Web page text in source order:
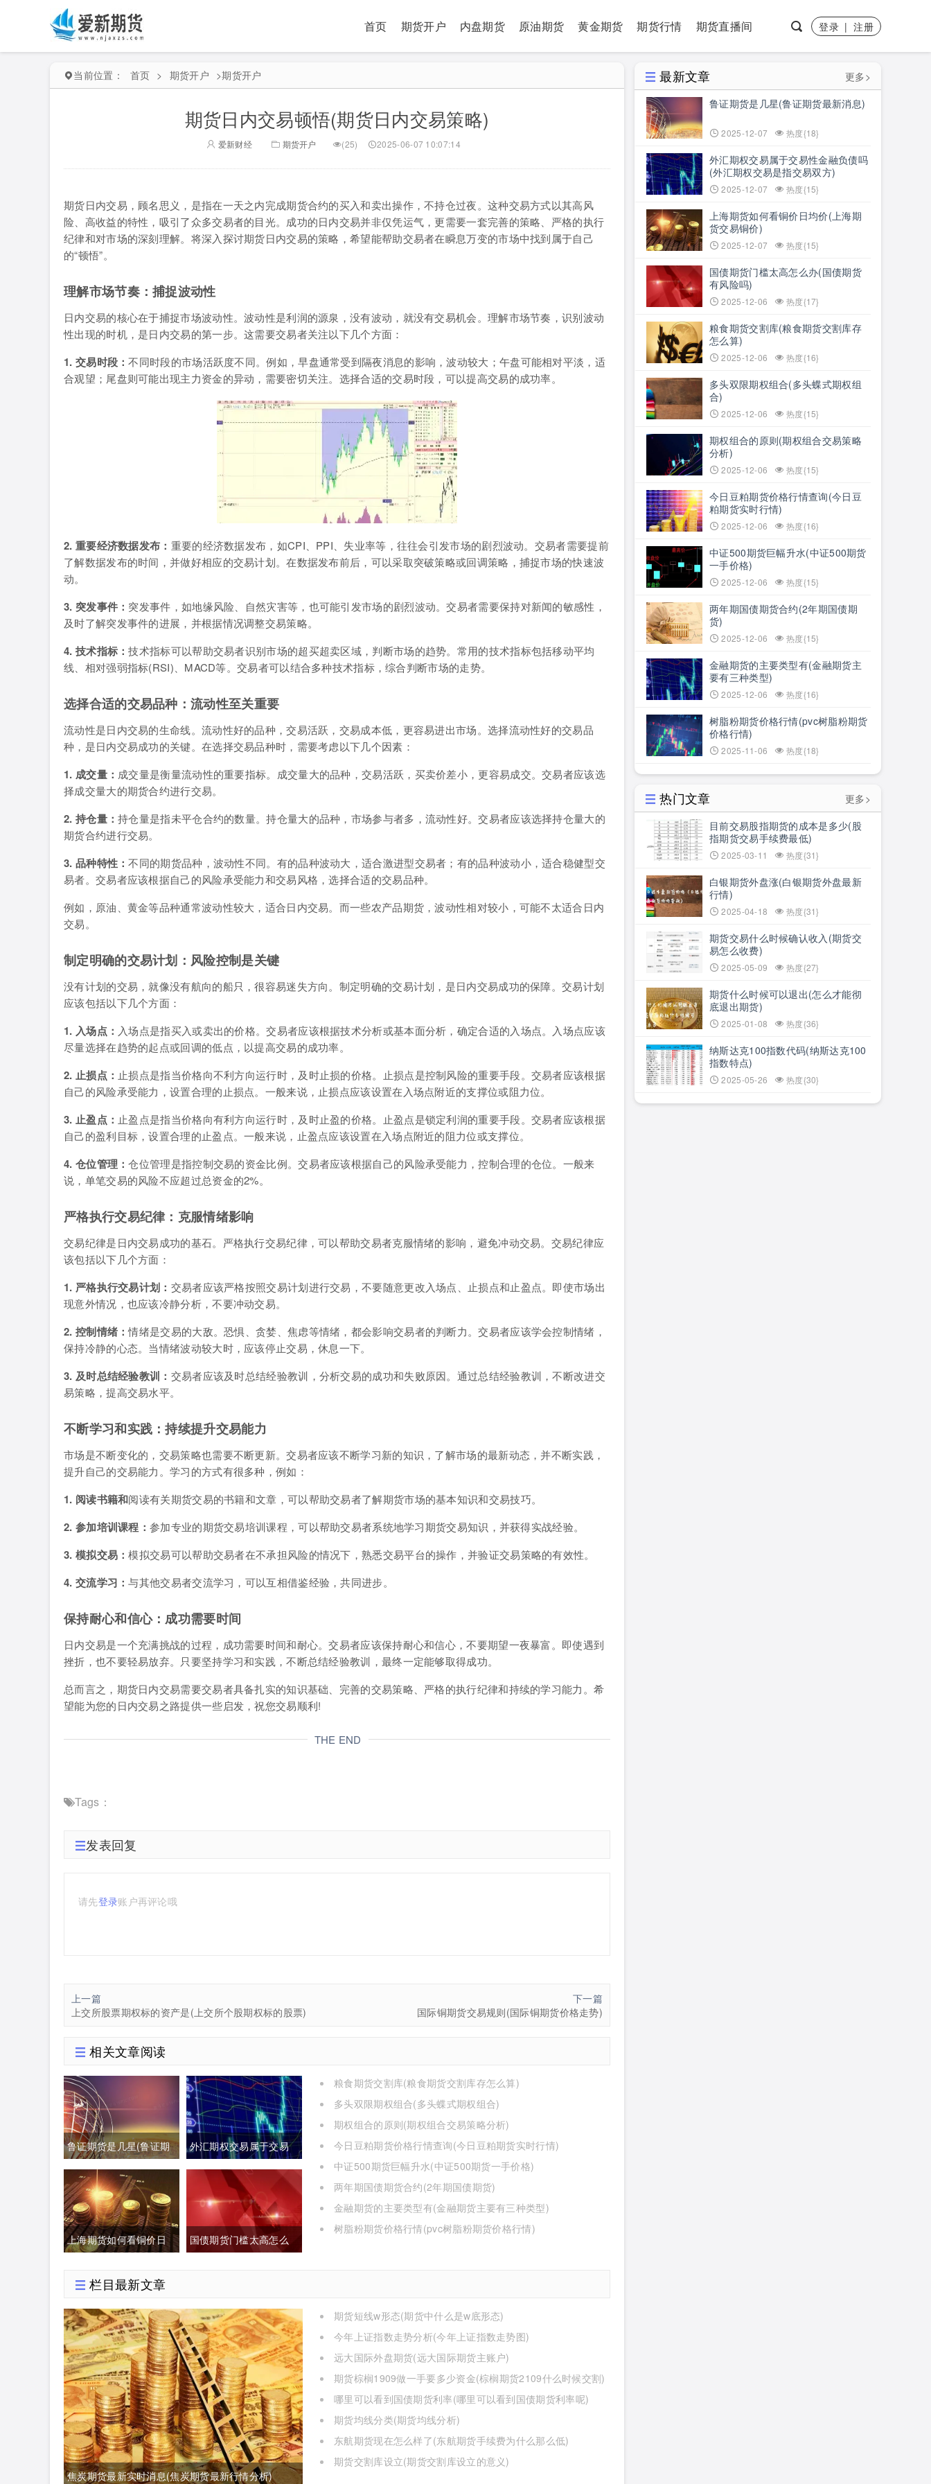
首页 期货开户 内盘期货 原油期货 黄金期货 期货行情 期货直播间 登录|注册
当前位置： 首页 > 期货开户 >期货开户
期货日内交易顿悟(期货日内交易策略)
爱新财经 期货开户 (25) 2025-06-07 10:07:14
期货日内交易，顾名思义，是指在一天之内完成期货合约的买入和卖出操作，不持仓过夜。这种交易方式以其高风
险、高收益的特性，吸引了众多交易者的目光。成功的日内交易并非仅凭运气，更需要一套完善的策略、严格的执行
纪律和对市场的深刻理解。将深入探讨期货日内交易的策略，希望能帮助交易者在瞬息万变的市场中找到属于自己
的“顿悟”。
理解市场节奏：捕捉波动性
日内交易的核心在于捕捉市场波动性。波动性是利润的源泉，没有波动，就没有交易机会。理解市场节奏，识别波动
性出现的时机，是日内交易的第一步。这需要交易者关注以下几个方面：
1. 交易时段：不同时段的市场活跃度不同。例如，早盘通常受到隔夜消息的影响，波动较大；午盘可能相对平淡，适
合观望；尾盘则可能出现主力资金的异动，需要密切关注。选择合适的交易时段，可以提高交易的成功率。
2. 重要经济数据发布： 重要的经济数据发布，如CPI、PPI、失业率等，往往会引发市场的剧烈波动。交易者需要提前
了解数据发布的时间，并做好相应的交易计划。在数据发布前后，可以采取突破策略或回调策略，捕捉市场的快速波
动。
3. 突发事件： 突发事件，如地缘风险、自然灾害等，也可能引发市场的剧烈波动。交易者需要保持对新闻的敏感性，
及时了解突发事件的进展，并根据情况调整交易策略。
4. 技术指标：技术指标可以帮助交易者识别市场的超买超卖区域，判断市场的趋势。常用的技术指标包括移动平均
线、相对强弱指标(RSI)、MACD等。交易者可以结合多种技术指标，综合判断市场的走势。
选择合适的交易品种：流动性至关重要
流动性是日内交易的生命线。流动性好的品种，交易活跃，交易成本低，更容易进出市场。选择流动性好的交易品
种，是日内交易成功的关键。在选择交易品种时，需要考虑以下几个因素：
1. 成交量： 成交量是衡量流动性的重要指标。成交量大的品种，交易活跃，买卖价差小，更容易成交。交易者应该选
择成交量大的期货合约进行交易。
2. 持仓量：持仓量是指未平仓合约的数量。持仓量大的品种，市场参与者多，流动性好。交易者应该选择持仓量大的
期货合约进行交易。
3. 品种特性：不同的期货品种，波动性不同。有的品种波动大，适合激进型交易者；有的品种波动小，适合稳健型交
易者。交易者应该根据自己的风险承受能力和交易风格，选择合适的交易品种。
例如，原油、黄金等品种通常波动性较大，适合日内交易。而一些农产品期货，波动性相对较小，可能不太适合日内
交易。
制定明确的交易计划：风险控制是关键
没有计划的交易，就像没有航向的船只，很容易迷失方向。制定明确的交易计划，是日内交易成功的保障。交易计划
应该包括以下几个方面：
1. 入场点： 入场点是指买入或卖出的价格。交易者应该根据技术分析或基本面分析，确定合适的入场点。入场点应该
尽量选择在趋势的起点或回调的低点，以提高交易的成功率。
2. 止损点： 止损点是指当价格向不利方向运行时，及时止损的价格。止损点是控制风险的重要手段。交易者应该根据
自己的风险承受能力，设置合理的止损点。一般来说，止损点应该设置在入场点附近的支撑位或阻力位。
3. 止盈点： 止盈点是指当价格向有利方向运行时，及时止盈的价格。止盈点是锁定利润的重要手段。交易者应该根据
自己的盈利目标，设置合理的止盈点。一般来说，止盈点应该设置在入场点附近的阻力位或支撑位。
4. 仓位管理：仓位管理是指控制交易的资金比例。交易者应该根据自己的风险承受能力，控制合理的仓位。一般来
说，单笔交易的风险不应超过总资金的2%。
严格执行交易纪律：克服情绪影响
交易纪律是日内交易成功的基石。严格执行交易纪律，可以帮助交易者克服情绪的影响，避免冲动交易。交易纪律应
该包括以下几个方面：
1. 严格执行交易计划： 交易者应该严格按照交易计划进行交易，不要随意更改入场点、止损点和止盈点。即使市场出
现意外情况，也应该冷静分析，不要冲动交易。
2. 控制情绪：情绪是交易的大敌。恐惧、贪婪、焦虑等情绪，都会影响交易者的判断力。交易者应该学会控制情绪，
保持冷静的心态。当情绪波动较大时，应该停止交易，休息一下。
3. 及时总结经验教训： 交易者应该及时总结经验教训，分析交易的成功和失败原因。通过总结经验教训，不断改进交
易策略，提高交易水平。
不断学习和实践：持续提升交易能力
市场是不断变化的，交易策略也需要不断更新。交易者应该不断学习新的知识，了解市场的最新动态，并不断实践，
提升自己的交易能力。学习的方式有很多种，例如：
1. 阅读书籍和阅读有关期货交易的书籍和文章，可以帮助交易者了解期货市场的基本知识和交易技巧。
2. 参加培训课程： 参加专业的期货交易培训课程，可以帮助交易者系统地学习期货交易知识，并获得实战经验。
3. 模拟交易：模拟交易可以帮助交易者在不承担风险的情况下，熟悉交易平台的操作，并验证交易策略的有效性。
4. 交流学习：与其他交易者交流学习，可以互相借鉴经验，共同进步。
保持耐心和信心：成功需要时间
日内交易是一个充满挑战的过程，成功需要时间和耐心。交易者应该保持耐心和信心，不要期望一夜暴富。即使遇到
挫折，也不要轻易放弃。只要坚持学习和实践，不断总结经验教训，最终一定能够取得成功。
总而言之，期货日内交易需要交易者具备扎实的知识基础、完善的交易策略、严格的执行纪律和持续的学习能力。希
望能为您的日内交易之路提供一些启发，祝您交易顺利!
THE END
Tags：
发表回复
请先登录账户再评论哦
上一篇
上交所股票期权标的资产是(上交所个股期权标的股票)
下一篇
国际铜期货交易规则(国际铜期货价格走势)
相关文章阅读
鲁证期货是几星(鲁证期
货最新消息)
外汇期权交易属于交易
性金融负债吗(外汇期权
交易是指交易双方)
上海期货如何看铜价日
国债期货门槛太高怎么
粮食期货交割库(粮食期货交割库存怎么算)
多头双限期权组合(多头蝶式期权组合)
期权组合的原则(期权组合交易策略分析)
今日豆粕期货价格行情查询(今日豆粕期货实时行情)
中证500期货巨幅升水(中证500期货一手价格)
两年期国债期货合约(2年期国债期货)
金融期货的主要类型有(金融期货主要有三种类型)
树脂粉期货价格行情(pvc树脂粉期货价格行情)
栏目最新文章
焦炭期货最新实时消息(焦炭期货最新行情分析)
期货短线w形态(期货中什么是w底形态)
今年上证指数走势分析(今年上证指数走势图)
远大国际外盘期货(远大国际期货主账户)
期货棕榈1909做一手要多少资金(棕榈期货2109什么时候交割)
哪里可以看到国债期货利率(哪里可以看到国债期货利率呢)
期货均线分类(期货均线分析)
东航期货现在怎么样了(东航期货手续费为什么那么低)
期货交割库设立(期货交割库设立的意义)
最新文章
更多>
鲁证期货是几星(鲁证期货最新消息)
2025-12-07 热度{18}
外汇期权交易属于交易性金融负债吗
(外汇期权交易是指交易双方)
2025-12-07 热度{15}
上海期货如何看铜价日均价(上海期
货交易铜价)
2025-12-07 热度{15}
国债期货门槛太高怎么办(国债期货
有风险吗)
2025-12-06 热度{17}
粮食期货交割库(粮食期货交割库存
怎么算)
2025-12-06 热度{16}
多头双限期权组合(多头蝶式期权组
合)
2025-12-06 热度{15}
期权组合的原则(期权组合交易策略
分析)
2025-12-06 热度{15}
今日豆粕期货价格行情查询(今日豆
粕期货实时行情)
2025-12-06 热度{16}
中证500期货巨幅升水(中证500期货
一手价格)
2025-12-06 热度{15}
两年期国债期货合约(2年期国债期
货)
2025-12-06 热度{15}
金融期货的主要类型有(金融期货主
要有三种类型)
2025-12-06 热度{16}
树脂粉期货价格行情(pvc树脂粉期货
价格行情)
2025-11-06 热度{18}
热门文章
更多>
目前交易股指期货的成本是多少(股
指期货交易手续费最低)
2025-03-11 热度{31}
白银期货外盘涨(白银期货外盘最新
行情)
2025-04-18 热度{31}
期货交易什么时候确认收入(期货交
易怎么收费)
2025-05-09 热度{27}
期货什么时候可以退出(怎么才能彻
底退出期货)
2025-01-08 热度{36}
纳斯达克100指数代码(纳斯达克100
指数特点)
2025-05-26 热度{30}